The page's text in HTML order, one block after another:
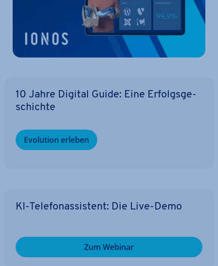
10 Jahre Digital Guide: Eine Er­folgs­ge­
schich­te
Evolution erleben
KI-Te­le­fon­as­sis­tent: Die Live-Demo
Zum Webinar